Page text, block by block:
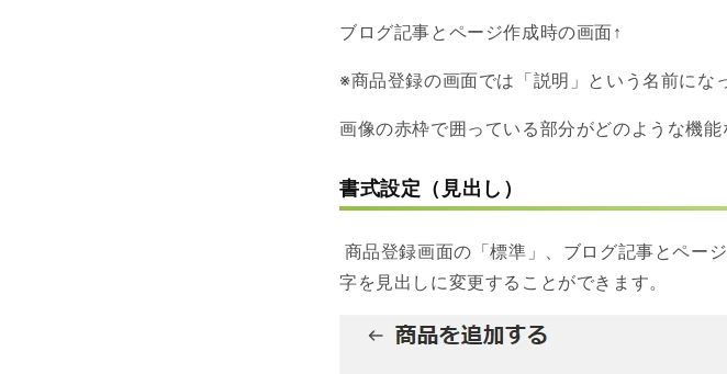
ブログ記事とページ作成時の画面↑
※商品登録の画面では「説明」という名前にな
画像の赤枠で囲っている部分がどのような機能
書式設定（見出し）
商品登録画面の「標準」、ブログ記事とペー
字を見出しに変更することができます。